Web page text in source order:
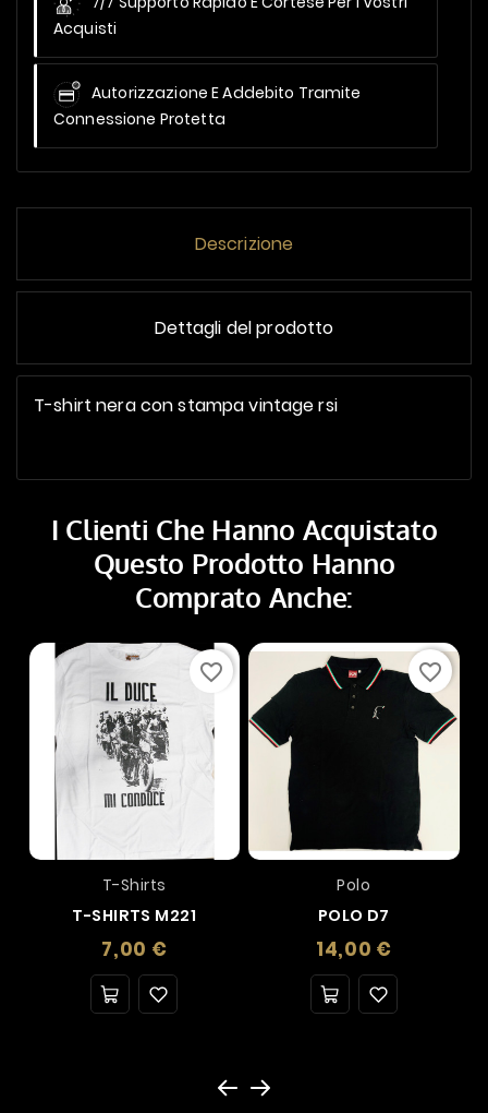
Acquisti
Autorizzazione E Addebito Tramite
Connessione Protetta
Descrizione
Dettagli del prodotto
T-shirt nera con stampa vintage rsi
I Clienti Che Hanno Acquistato
Questo Prodotto Hanno
Comprato Anche:
T-Shirts
T-SHIRTS M221
7,00 €Prezzo
favorite_border
Polo
POLO D7
14,00 €Prezzo
favorite_border